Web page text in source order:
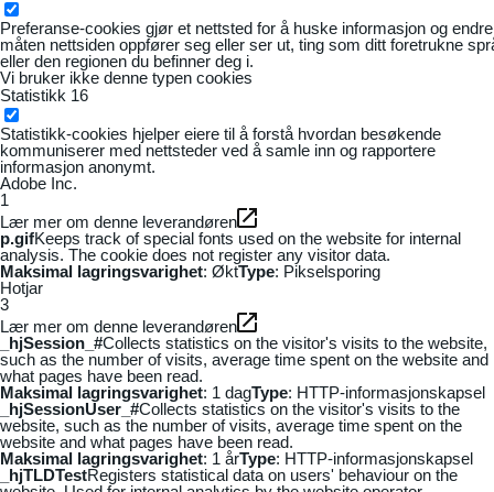
Preferanse-cookies gjør et nettsted for å huske informasjon og
måten nettsiden oppfører seg eller ser ut, ting som ditt foretrukne
eller den regionen du befinner deg i.
Vi bruker ikke denne typen cookies
Statistikk 16
Statistikk-cookies hjelper eiere til å forstå hvordan besøkende
kommuniserer med nettsteder ved å samle inn og rapportere
informasjon anonymt.
Adobe Inc.
1
Lær mer om denne leverandøren
p.gifKeeps track of special fonts used on the website for internal
analysis. The cookie does not register any visitor data.
Maksimal lagringsvarighet: ØktType: Pikselsporing
Hotjar
3
Lær mer om denne leverandøren
_hjSession_#Collects statistics on the visitor's visits to the website,
such as the number of visits, average time spent on the website and
what pages have been read.
Maksimal lagringsvarighet: 1 dagType: HTTP-informasjonskapsel
_hjSessionUser_#Collects statistics on the visitor's visits to the
website, such as the number of visits, average time spent on the
website and what pages have been read.
Maksimal lagringsvarighet: 1 årType: HTTP-informasjonskapsel
_hjTLDTestRegisters statistical data on users' behaviour on the